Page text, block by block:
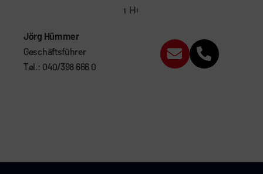
Jörg Hümmer
Geschäftsführer
Tel.: 040/398 666 0